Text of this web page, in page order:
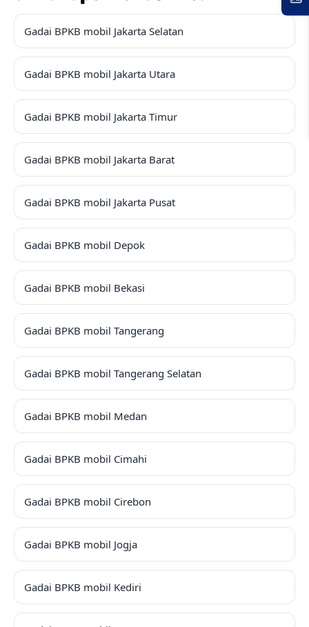
Gadai BPKB mobil Jakarta Selatan
Gadai BPKB mobil Jakarta Utara
Gadai BPKB mobil Jakarta Timur
Gadai BPKB mobil Jakarta Barat
Gadai BPKB mobil Jakarta Pusat
Gadai BPKB mobil Depok
Gadai BPKB mobil Bekasi
Gadai BPKB mobil Tangerang
Gadai BPKB mobil Tangerang Selatan
Gadai BPKB mobil Medan
Gadai BPKB mobil Cimahi
Gadai BPKB mobil Cirebon
Gadai BPKB mobil Jogja
Gadai BPKB mobil Kediri